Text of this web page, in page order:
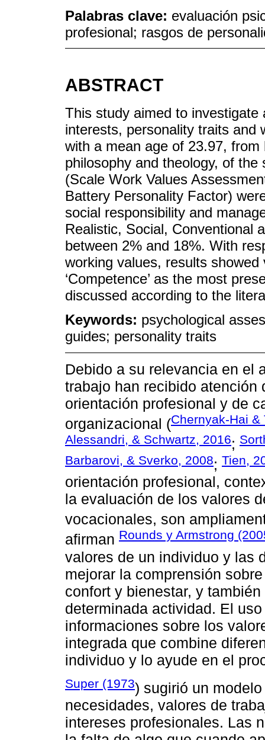
Palabras clave: evaluación
profesional; rasgos de
ABSTRACT
This study aimed to
interests, personality traits and
with a mean age of 23.97,
philosophy and theology, of
(Scale Work Values
Battery Personality Factor)
social responsibility and
Realistic, Social, Conventional
between 2% and 18%. With
working values, results
‘Competence’ as the most
discussed according to the
Keywords: psychological
guides; personality traits
Debido a su relevancia en el
trabajo han recibido atención
orientación profesional y de
organizacional (Chernyak-Hai &
Alessandri, & Schwartz, 2016;
Barbarovi, & Sverko, 2008; Tien,
orientación profesional,
la evaluación de los valores
vocacionales, son
afirman Rounds y Armstrong
valores de un individuo y las
mejorar la comprensión
confort y bienestar, y
determinada actividad. El
informaciones sobre los
integrada que combine
individuo y lo ayude en el
Super (1973) sugirió un
necesidades, valores de
intereses profesionales. Las